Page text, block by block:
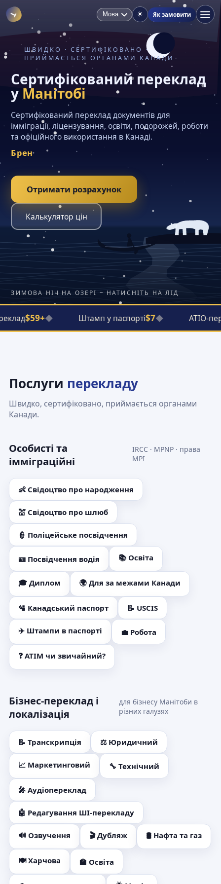
T ☀️ Як замовити
ШВИДКО · СЕРТИФІКОВАНО ·
ПРИЙМАЄТЬСЯ ОРГАНАМИ КАНАДИ
Сертифікований переклад
у Манітобі
Сертифікований переклад документів для
імміграції, ліцензування, освіти, подорожей, роботи
та офіційного використання в Канаді.
Ст
Отримати розрахунок
Калькулятор цін
ЗИМОВА НІЧ НА ОЗЕРІ ~ НАТИСНІТЬ НА ЛІД
$59+◆ Штамп у паспорті$7◆ ATIO-
Послуги перекладу
Швидко, сертифіковано, приймається органами
Канади.
Особисті та
імміграційні
IRCC · MPNP · права
MPI
👶 Свідоцтво про народження
💒 Свідоцтво про шлюб
👮 Поліцейське посвідчення
🪪 Посвідчення водія 📚 Освіта
🎓 Диплом 🌍 Для за межами Канади
🛂 Канадський паспорт 📝 USCIS
✈️ Штампи в паспорті 💼 Робота
❓ ATIM чи звичайний?
Бізнес-переклад і
локалізація
для бізнесу Манітоби в
різних галузях
📝 Транскрипція ⚖️ Юридичний
📈 Маркетинговий 🔧 Технічний
🎤 Аудіопереклад
🤖 Редагування ШІ-перекладу
🔊 Озвучення 🎬 Дубляж 🛢️ Нафта та газ
🍽️ Харчова 🏫 Освіта